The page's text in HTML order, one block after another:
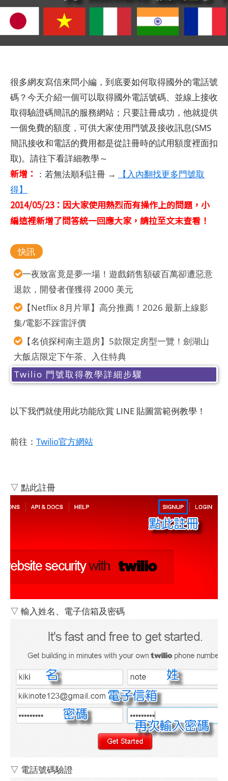
很多網友寫信來問小編，到底要如何取得國外的電話號
碼？今天介紹一個可以取得國外電話號碼、並線上接收
取得驗證碼簡訊的服務網站；只要註冊成功，他就提供
一個免費的額度，可供大家使用門號及接收訊息(SMS
簡訊接收和電話的費用都是從註冊時的試用額度裡面扣
取)。請往下看詳細教學～
新增： ：若無法順利註冊 →
【入內翻找更多門號取
得】
2014/05/23：因大家使用熱烈而有操作上的問題，小
編這裡新增了問答統一回應大家，請拉至文末查看！
快訊
一夜致富竟是夢一場！遊戲銷售額破百萬卻遭惡意
退款，開發者僅獲得 2000 美元
【Netflix 8月片單】高分推薦！2026 最新上線影
集/電影不踩雷評價
【名偵探柯南主題房】5款限定房型一覽！劍湖山
大飯店限定下午茶、入住特典
Twilio 門號取得教學詳細步驟
以下我們就使用此功能欣賞 LINE 貼圖當範例教學！
前往： Twilio官方網站
▽ 點此註冊
▽ 輸入姓名、電子信箱及密碼
▽ 電話號碼驗證